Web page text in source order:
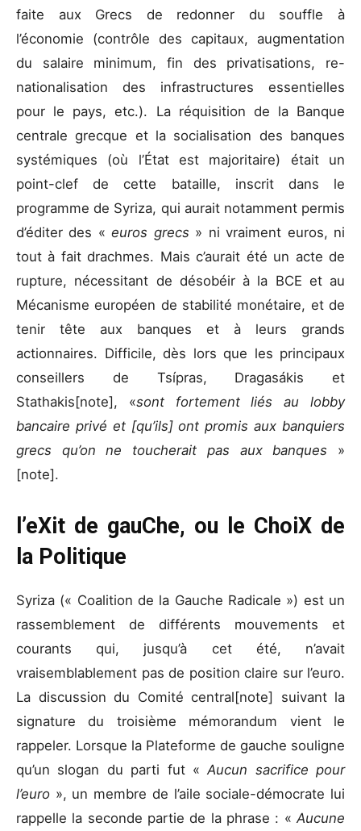
faite aux Grecs de redonner du souffle à
l’économie (contrôle des capitaux, augmentation
du salaire minimum, fin des privatisations, re-
nationalisation des infrastructures essentielles
pour le pays, etc.). La réquisition de la Banque
centrale grecque et la socialisation des banques
systémiques (où l’État est majoritaire) était un
point-clef de cette bataille, inscrit dans le
programme de Syriza, qui aurait notamment permis
d’éditer des «euros grecs » ni vraiment euros, ni
tout à fait drachmes. Mais c’aurait été un acte de
rupture, nécessitant de désobéir à la BCE et au
Mécanisme européen de stabilité monétaire, et de
tenir tête aux banques et à leurs grands
actionnaires. Difficile, dès lors que les principaux
conseillers de Tsípras, Dragasákis et
Stathakis[note], «sont fortement liés au lobby
bancaire privé et [qu’ils] ont promis aux banquiers
grecs qu’on ne toucherait pas aux banques »
[note].
l’eXit de gauChe, ou le ChoiX de
la Politique
Syriza (« Coalition de la Gauche Radicale ») est un
rassemblement de différents mouvements et
courants qui, jusqu’à cet été, n’avait
vraisemblablement pas de position claire sur l’euro.
La discussion du Comité central[note] suivant la
signature du troisième mémorandum vient le
rappeler. Lorsque la Plateforme de gauche souligne
qu’un slogan du parti fut «Aucun sacrifice pour
l’euro », un membre de l’aile sociale-démocrate lui
rappelle la seconde partie de la phrase : «Aucune